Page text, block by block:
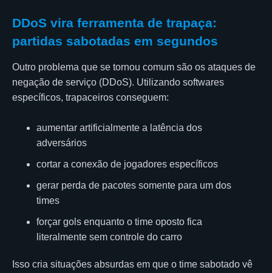
DDoS vira ferramenta de trapaça:
partidas sabotadas em segundos
Outro problema que se tornou comum são os ataques de
negação de serviço (DDoS). Utilizando softwares
específicos, trapaceiros conseguem:
aumentar artificialmente a latência dos
adversários
cortar a conexão de jogadores específicos
gerar perda de pacotes somente para um dos
times
forçar gols enquanto o time oposto fica
literalmente sem controle do carro
Isso cria situações absurdas em que o time sabotado vê